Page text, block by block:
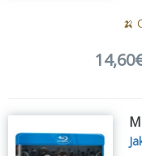
🍌